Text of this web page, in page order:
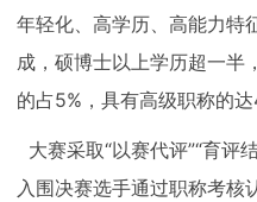
年轻化、高学历、高能力特
成，硕博士以上学历超一半
的占5%，具有高级职称的
大赛采取“以赛代评”“育评
入围决赛选手通过职称考核